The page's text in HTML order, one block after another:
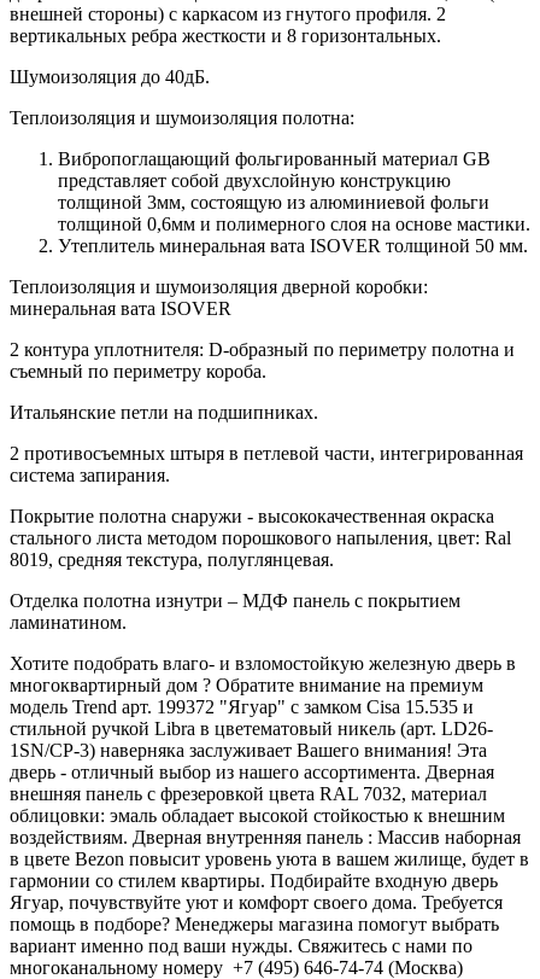
внешней стороны) c каркасом из гнутого профиля. 2
вертикальных ребра жесткости и 8 горизонтальных.
Шумоизоляция до 40дБ.
Теплоизоляция и шумоизоляция полотна:
Вибропоглащающий фольгированный материал GB
представляет собой двухслойную конструкцию
толщиной 3мм, состоящую из алюминиевой фольги
толщиной 0,6мм и полимерного слоя на основе мастики.
Утеплитель минеральная вата ISOVER толщиной 50 мм.
Теплоизоляция и шумоизоляция дверной коробки:
минеральная вата ISOVER
2 контура уплотнителя: D-образный по периметру полотна и
съемный по периметру короба.
Итальянские петли на подшипниках.
2 противосъемных штыря в петлевой части, интегрированная
система запирания.
Покрытие полотна снаружи - высококачественная окраска
стального листа методом порошкового напыления, цвет: Ral
8019, средняя текстура, полуглянцевая.
Отделка полотна изнутри – МДФ панель с покрытием
ламинатином.
Хотите подобрать влаго- и взломостойкую железную дверь в
многоквартирный дом ? Обратите внимание на премиум
модель Trend арт. 199372 "Ягуар" с замком Cisa 15.535 и
стильной ручкой Libra в цветематовый никель (арт. LD26-
1SN/CP-3) наверняка заслуживает Вашего внимания! Эта
дверь - отличный выбор из нашего ассортимента. Дверная
внешняя панель с фрезеровкой цвета RAL 7032, материал
облицовки: эмаль обладает высокой стойкостью к внешним
воздействиям. Дверная внутренняя панель : Массив наборная
в цвете Bezon повысит уровень уюта в вашем жилище, будет в
гармонии со стилем квартиры. Подбирайте входную дверь
Ягуар, почувствуйте уют и комфорт своего дома. Требуется
помощь в подборе? Менеджеры магазина помогут выбрать
вариант именно под ваши нужды. Свяжитесь с нами по
многоканальному номеру +7 (495) 646-74-74 (Москва)